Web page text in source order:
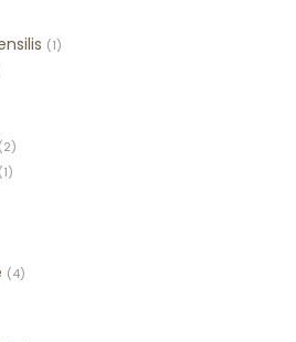
(1)
(2)
(1)
(4)